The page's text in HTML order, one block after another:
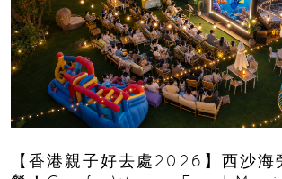
【香港親子好去處2026】西沙海